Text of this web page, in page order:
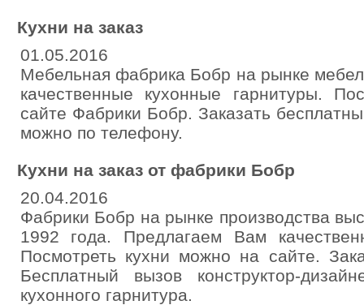
Кухни на заказ
01.05.2016
Мебельная фабрика Бобр на рынке
качественные кухонные гарнитуры.
сайте Фабрики Бобр. Заказать
можно по телефону.
Кухни на заказ от фабрики Бобр
20.04.2016
Фабрики Бобр на рынке производства
1992 года. Предлагаем Вам
Посмотреть кухни можно на сайте.
Бесплатный вызов конструктор-
кухонного гарнитура.